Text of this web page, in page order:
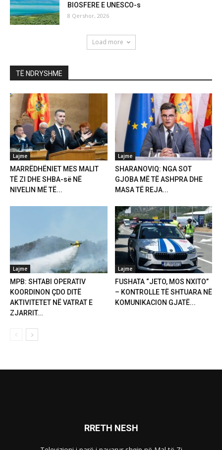
BIOSFERE E UNESCO-s
8 Qershor, 2026
Load more
TË NDRYSHME
Lajme
MARRËDHËNIET MES MALIT
TË ZI DHE SHBA-së NË
NIVELIN MË TË...
Lajme
SHARANOVIQ: NGA SOT
GJOBA MË TË ASHPRA DHE
MASA TË REJA...
Lajme
MPB: SHTABI OPERATIV
KOORDINON ÇDO DITË
AKTIVITETET NË VATRAT E
ZJARRIT...
Lajme
FUSHATA “JETO, MOS NXITO”
– KONTROLLE TË SHTUARA NË
KOMUNIKACION GJATË...
RRETH NESH